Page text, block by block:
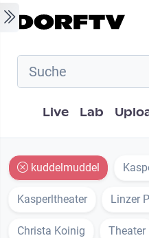
Skip to main content
Live Lab
kuddelmuddel
Kasperltheater Linzer
Christa Koinig Theater